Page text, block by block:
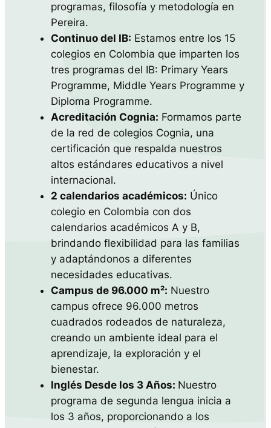
programas, filosofía y metodología en
Pereira.
Continuo del IB: Estamos entre los 15
colegios en Colombia que imparten los
tres programas del IB: Primary Years
Programme, Middle Years Programme y
Diploma Programme.
Acreditación Cognia: Formamos parte
de la red de colegios Cognia, una
certificación que respalda nuestros
altos estándares educativos a nivel
internacional.
2 calendarios académicos: Único
colegio en Colombia con dos
calendarios académicos A y B,
brindando flexibilidad para las familias
y adaptándonos a diferentes
necesidades educativas.
Campus de 96.000 m²: Nuestro
campus ofrece 96.000 metros
cuadrados rodeados de naturaleza,
creando un ambiente ideal para el
aprendizaje, la exploración y el
bienestar.
Inglés Desde los 3 Años: Nuestro
programa de segunda lengua inicia a
los 3 años, proporcionando a los